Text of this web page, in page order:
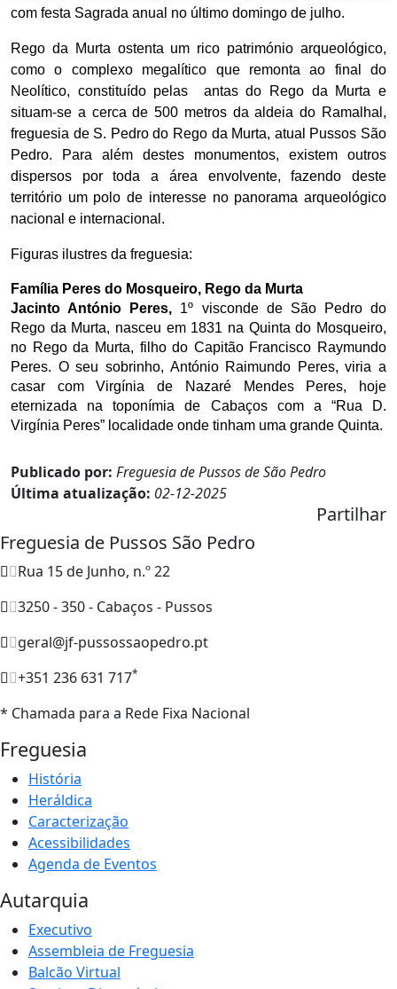
com festa Sagrada anual no último domingo de julho.
Rego da Murta ostenta um rico património arqueológico,
como o complexo megalítico que remonta ao final do
Neolítico, constituído pelas
antas do Rego da Murta e
situam-se a cerca de 500 metros da aldeia do Ramalhal,
freguesia de S. Pedro do Rego da Murta, atual Pussos São
Pedro. Para além destes monumentos, existem outros
dispersos por toda a área envolvente, fazendo deste
território um polo de interesse no panorama arqueológico
nacional e internacional.
Figuras ilustres da freguesia:
Família Peres do Mosqueiro, Rego da Murta
Jacinto António Peres, 1º visconde de São Pedro do
Rego da Murta, nasceu em 1831 na Quinta do Mosqueiro,
no Rego da Murta, filho do Capitão Francisco Raymundo
Peres. O seu sobrinho, António Raimundo Peres, viria a
casar com Virgínia de Nazaré Mendes Peres, hoje
eternizada na toponímia de Cabaços com a “Rua D.
Virgínia Peres” localidade onde tinham uma grande Quinta.
Publicado por: Freguesia de Pussos de São Pedro
Última atualização: 02-12-2025
Partilhar
Freguesia de Pussos São Pedro
Rua 15 de Junho, n.º 22
3250 - 350 - Cabaços - Pussos
geral@jf-pussossaopedro.pt
+351 236 631 717*
* Chamada para a Rede Fixa Nacional
Freguesia
História
Heráldica
Caracterização
Acessibilidades
Agenda de Eventos
Autarquia
Executivo
Assembleia de Freguesia
Balcão Virtual